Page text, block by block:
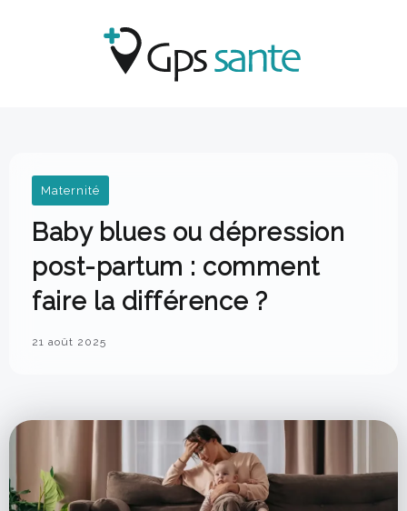
Maternité
Baby blues ou dépression
post-partum : comment
faire la différence ?
21 août 2025